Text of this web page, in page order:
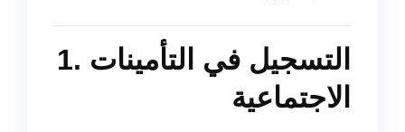
1. التسجيل في التأمينات
الاجتماعية